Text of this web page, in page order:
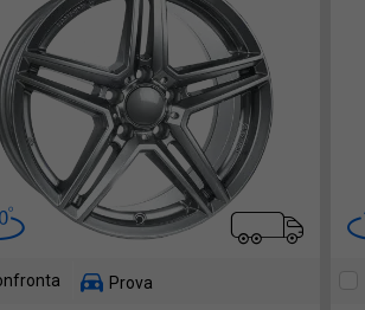
Prova